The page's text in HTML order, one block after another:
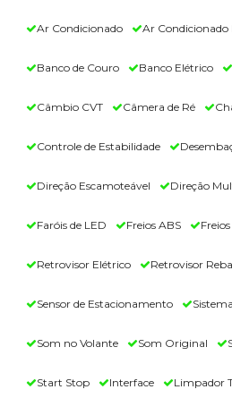
Ar Condicionado Ar Condicionado
Banco de Couro Banco Elétrico
Câmbio CVT Câmera de Ré
Controle de Estabilidade
Direção Escamoteável Direção
Faróis de LED Freios ABS
Retrovisor Elétrico Retrovisor
Sensor de Estacionamento
Som no Volante Som Original
Start Stop Interface Limpador